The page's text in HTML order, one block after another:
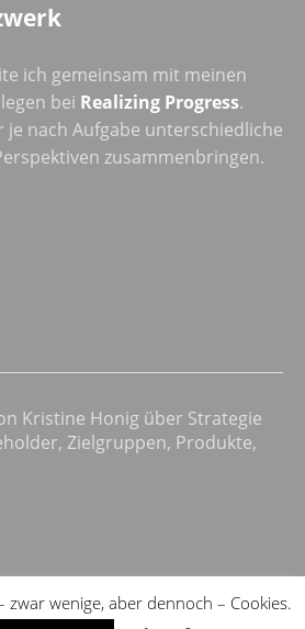
ich gemeinsam mit meinen
bei Realizing Progress.
nach Aufgabe unterschiedliche
zusammenbringen.
Kristine Honig über Strategie
Zielgruppen, Produkte,
zwar wenige, aber dennoch – Cookies.